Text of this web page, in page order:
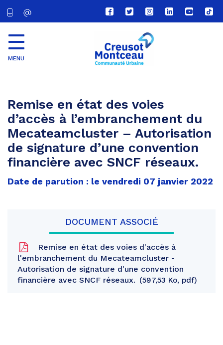
Lien
vers
compte
Facebook
Lien
vers
compte
Twitter
Lien
vers
le
compte
Lien
vers
Lien
vers
Lien
vers
MENU
Remise en état des voies
d’accès à l’embranchement du
Mecateamcluster – Autorisation
de signature d’une convention
financière avec SNCF réseaux.
Date de parution : le vendredi 07 janvier 2022
DOCUMENT ASSOCIÉ
Remise en état des voies d'accès à
l'embranchement du Mecateamcluster -
Autorisation de signature d'une convention
financière avec SNCF réseaux.
597,53 Ko, pdf